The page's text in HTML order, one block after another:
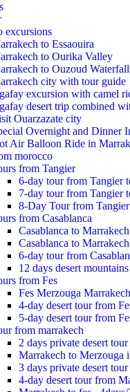
excursions
to Essaouira
to Ourika Valley
to Ouzoud
city with tour guide
excursion with camel
desert trip combined
Ouarzazate city
Overnight and Dinner
Air Balloon Ride in
morocco
from Tangier
6-day tour from Tangier
7-day tour from Tangier
8-Day Tour from
from Casablanca
Casablanca to
Casablanca to
6-day tour from
12 days desert
from Fes
Fes Merzouga
4-day desert tour from
5-day desert tour from
from marrakech
2 days private desert
Marrakech to Merzouga
3 days private desert
4-day desert tour from